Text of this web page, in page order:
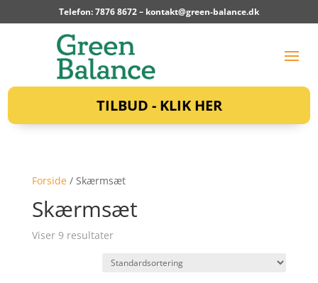
Telefon: 7876 8672 – kontakt@green-balance.dk
TILBUD - KLIK HER
Forside/ Skærmsæt
Skærmsæt
Viser 9 resultater